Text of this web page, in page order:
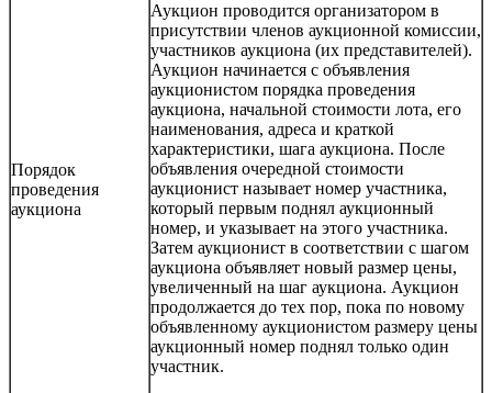
Порядок
проведения
аукциона
Аукцион проводится организатором в
присутствии членов аукционной комиссии,
участников аукциона (их представителей).
Аукцион начинается с объявления
аукционистом порядка проведения
аукциона, начальной стоимости лота, его
наименования, адреса и краткой
характеристики, шага аукциона. После
объявления очередной стоимости
аукционист называет номер участника,
который первым поднял аукционный
номер, и указывает на этого участника.
Затем аукционист в соответствии с шагом
аукциона объявляет новый размер цены,
увеличенный на шаг аукциона. Аукцион
продолжается до тех пор, пока по новому
объявленному аукционистом размеру цены
аукционный номер поднял только один
участник.